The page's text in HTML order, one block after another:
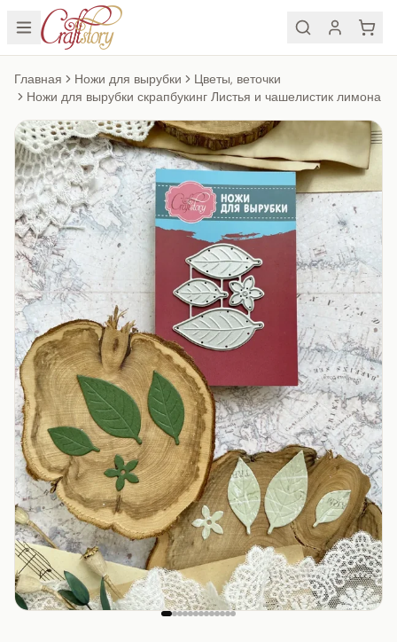
Главная Ножи для вырубки
Цветы, веточки
Ножи для вырубки скрапбукинг Листья и чашелистик лимона